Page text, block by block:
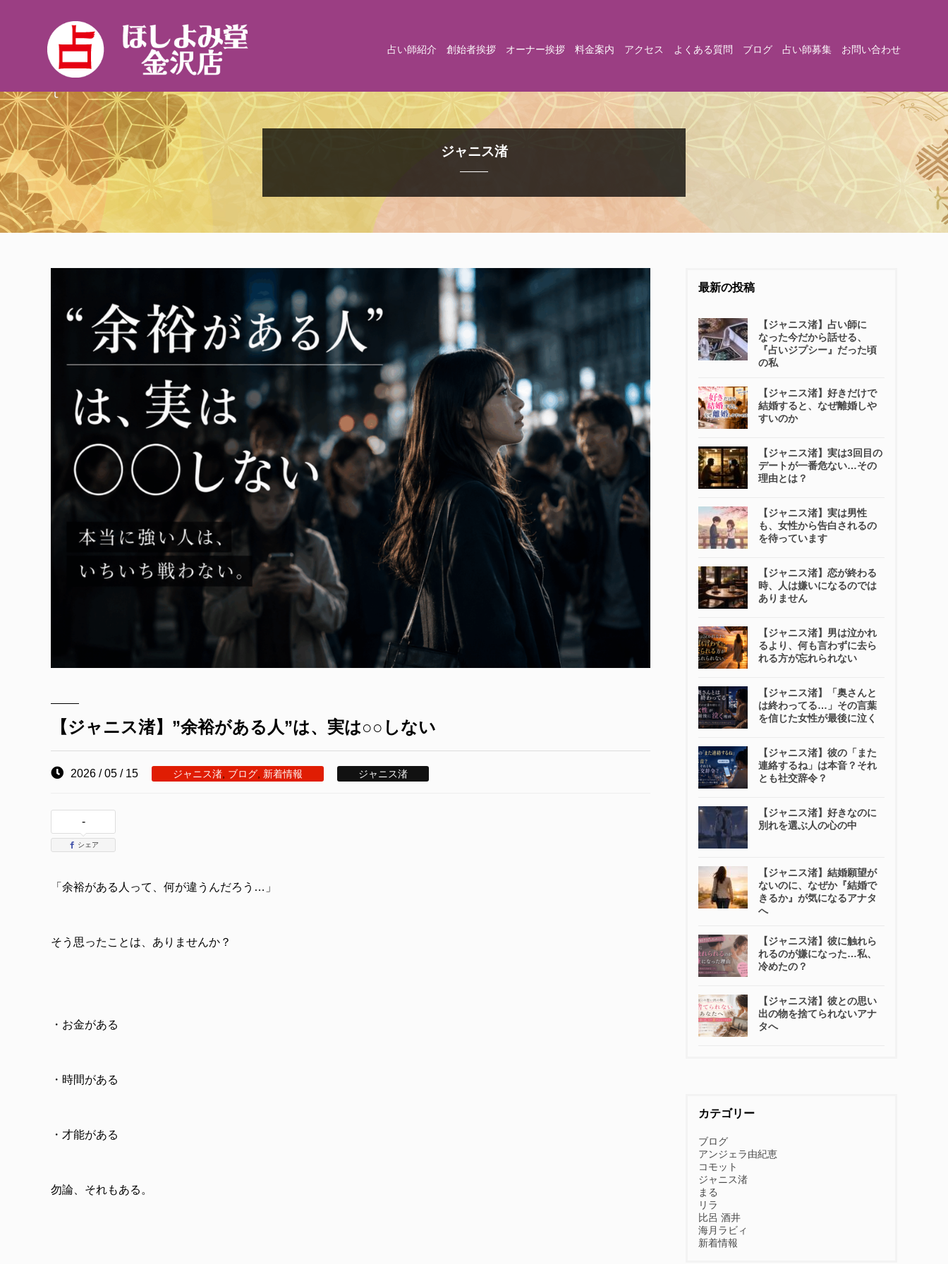
占い師紹介 創始者挨拶 オーナー挨拶 料金案内 アクセス よくある質問 ブログ 占い師募集 お問い合わせ
ジャニス渚
【ジャニス渚】”余裕がある人”は、実は○○しない
2026 / 05 / 15 ジャニス渚 ブログ 新着情報 ジャニス渚
-
シェア
「余裕がある人って、何が違うんだろう…」
そう思ったことは、ありませんか？
・お金がある
・時間がある
・才能がある
勿論、それもある。
最新の投稿
【ジャニス渚】占い師に
なった今だから話せる、
『占いジプシー』だった頃
の私
【ジャニス渚】好きだけで
結婚すると、なぜ離婚しや
すいのか
【ジャニス渚】実は3回目の
デートが一番危ない…その
理由とは？
【ジャニス渚】実は男性
も、女性から告白されるの
を待っています
【ジャニス渚】恋が終わる
時、人は嫌いになるのでは
ありません
【ジャニス渚】男は泣かれ
るより、何も言わずに去ら
れる方が忘れられない
【ジャニス渚】「奥さんと
は終わってる…」その言葉
を信じた女性が最後に泣く
【ジャニス渚】彼の「また
連絡するね」は本音？それ
とも社交辞令？
【ジャニス渚】好きなのに
別れを選ぶ人の心の中
【ジャニス渚】結婚願望が
ないのに、なぜか『結婚で
きるか』が気になるアナタ
へ
【ジャニス渚】彼に触れら
れるのが嫌になった…私、
冷めたの？
【ジャニス渚】彼との思い
出の物を捨てられないアナ
タへ
カテゴリー
ブログ
アンジェラ由紀恵
コモット
ジャニス渚
まる
リラ
比呂 酒井
海月ラビィ
新着情報